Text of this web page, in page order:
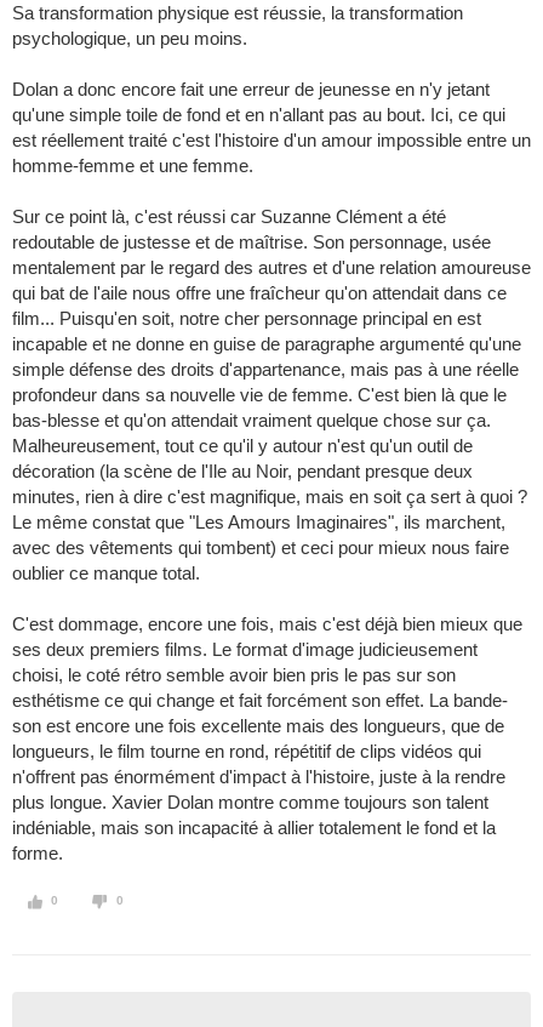
Sa transformation physique est réussie, la transformation
psychologique, un peu moins.
Dolan a donc encore fait une erreur de jeunesse en n'y jetant
qu'une simple toile de fond et en n'allant pas au bout. Ici, ce qui
est réellement traité c'est l'histoire d'un amour impossible entre un
homme-femme et une femme.
Sur ce point là, c'est réussi car Suzanne Clément a été
redoutable de justesse et de maîtrise. Son personnage, usée
mentalement par le regard des autres et d'une relation amoureuse
qui bat de l'aile nous offre une fraîcheur qu'on attendait dans ce
film... Puisqu'en soit, notre cher personnage principal en est
incapable et ne donne en guise de paragraphe argumenté qu'une
simple défense des droits d'appartenance, mais pas à une réelle
profondeur dans sa nouvelle vie de femme. C'est bien là que le
bas-blesse et qu'on attendait vraiment quelque chose sur ça.
Malheureusement, tout ce qu'il y autour n'est qu'un outil de
décoration (la scène de l'Ile au Noir, pendant presque deux
minutes, rien à dire c'est magnifique, mais en soit ça sert à quoi ?
Le même constat que "Les Amours Imaginaires", ils marchent,
avec des vêtements qui tombent) et ceci pour mieux nous faire
oublier ce manque total.
C'est dommage, encore une fois, mais c'est déjà bien mieux que
ses deux premiers films. Le format d'image judicieusement
choisi, le coté rétro semble avoir bien pris le pas sur son
esthétisme ce qui change et fait forcément son effet. La bande-
son est encore une fois excellente mais des longueurs, que de
longueurs, le film tourne en rond, répétitif de clips vidéos qui
n'offrent pas énormément d'impact à l'histoire, juste à la rendre
plus longue. Xavier Dolan montre comme toujours son talent
indéniable, mais son incapacité à allier totalement le fond et la
forme.
0 0